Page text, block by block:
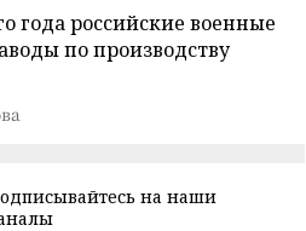
года российские военные
по производству
на наши